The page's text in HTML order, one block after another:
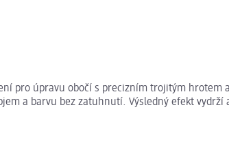
pro úpravu obočí s precizním trojitým
a barvu bez zatuhnutí. Výsledný efekt